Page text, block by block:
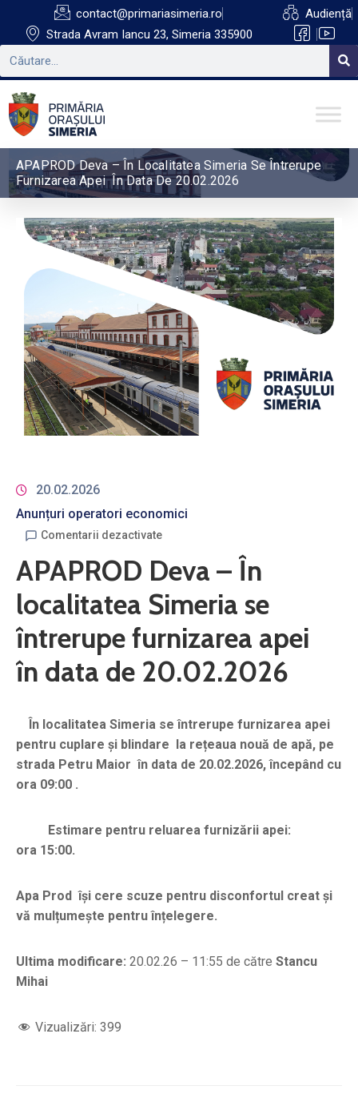
contact@primariasimeria.ro
Strada Avram Iancu 23, Simeria 335900
Audiență
APAPROD Deva – În Localitatea Simeria Se Întrerupe
Furnizarea Apei În Data De 20.02.2026
20.02.2026
Anunțuri operatori economici
Comentarii dezactivate
APAPROD Deva – În
localitatea Simeria se
întrerupe furnizarea apei
în data de 20.02.2026
În localitatea Simeria se întrerupe furnizarea apei
pentru cuplare și blindare la rețeaua nouă de apă, pe
strada Petru Maior în data de 20.02.2026, începând cu
ora 09:00 .
Estimare pentru reluarea furnizării apei:
ora 15:00.
Apa Prod își cere scuze pentru disconfortul creat și
vă mulțumește pentru înțelegere.
Ultima modificare: 20.02.26 – 11:55 de către Stancu
Mihai
Vizualizări: 399